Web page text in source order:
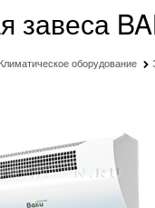
завеса
Климатическое оборудование